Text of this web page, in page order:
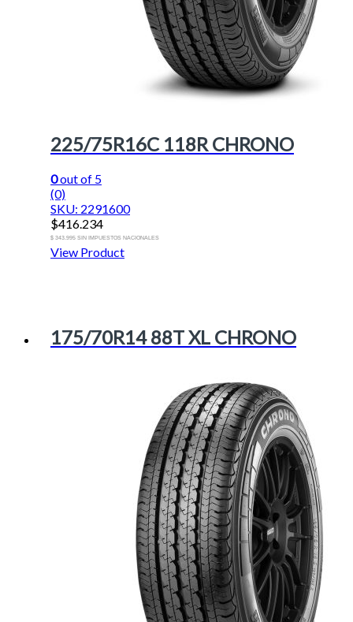
225/75R16C 118R CHRONO
0out of 5
(0)
SKU: 2291600
$416.234
$ 343.995 SIN IMPUESTOS NACIONALES
View Product
175/70R14 88T XL CHRONO